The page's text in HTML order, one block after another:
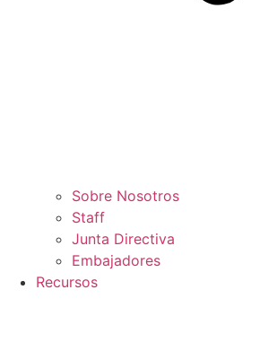
Sobre Nosotros
Staff
Junta Directiva
Embajadores
Recursos